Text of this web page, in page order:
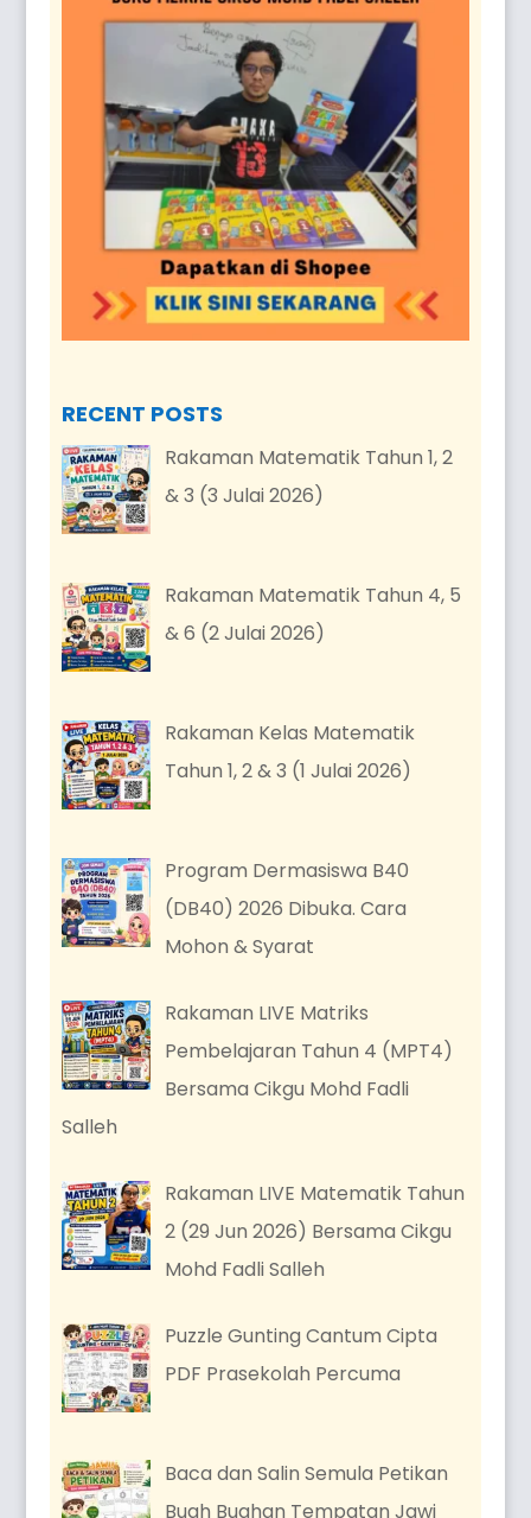
RECENT POSTS
Rakaman Matematik Tahun 1, 2
& 3 (3 Julai 2026)
Rakaman Matematik Tahun 4, 5
& 6 (2 Julai 2026)
Rakaman Kelas Matematik
Tahun 1, 2 & 3 (1 Julai 2026)
Program Dermasiswa B40
(DB40) 2026 Dibuka. Cara
Mohon & Syarat
Rakaman LIVE Matriks
Pembelajaran Tahun 4 (MPT4)
Bersama Cikgu Mohd Fadli
Salleh
Rakaman LIVE Matematik Tahun
2 (29 Jun 2026) Bersama Cikgu
Mohd Fadli Salleh
Puzzle Gunting Cantum Cipta
PDF Prasekolah Percuma
Baca dan Salin Semula Petikan
Buah Buahan Tempatan Jawi